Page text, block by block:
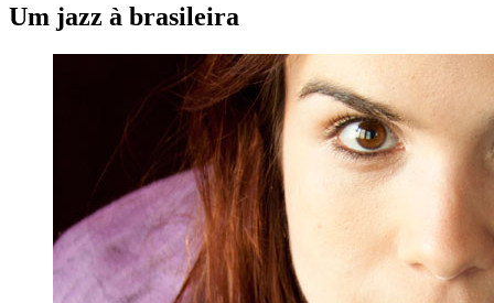
Um jazz à brasileira